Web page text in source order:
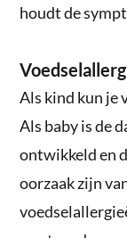
houdt de
Als kind kun je
Als baby is de
ontwikkeld en
oorzaak zijn